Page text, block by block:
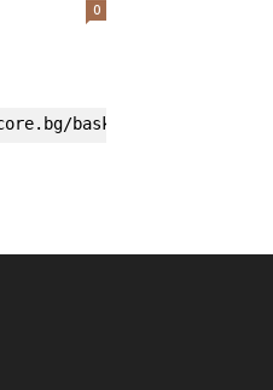
0
basketball/"